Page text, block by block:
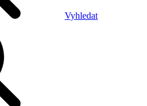
Vyhledat